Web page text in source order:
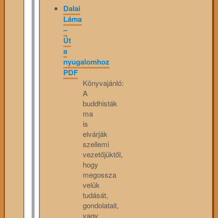
Dalai
Láma
–
Út
a
nyugalomhoz
PDF
Könyvajánló:
A
buddhisták
ma
is
elvárják
szellemi
vezetőjüktől,
hogy
megossza
velük
tudását,
gondolatait,
vagy